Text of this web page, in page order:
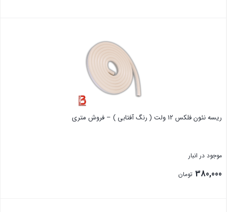
ریسه نئون فلکس 12 ولت ( رنگ آفتابی ) – فروش متری
موجود در انبار
380,000 تومان